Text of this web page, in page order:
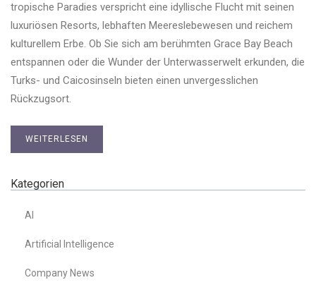
tropische Paradies verspricht eine idyllische Flucht mit seinen
luxuriösen Resorts, lebhaften Meereslebewesen und reichem
kulturellem Erbe. Ob Sie sich am berühmten Grace Bay Beach
entspannen oder die Wunder der Unterwasserwelt erkunden, die
Turks- und Caicosinseln bieten einen unvergesslichen
Rückzugsort.
WEITERLESEN
Kategorien
AI
Artificial Intelligence
Company News